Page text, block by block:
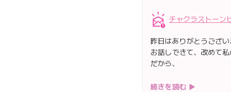
チャクラストーン
昨日はありがとうござい
お話しできて、改めて
だから、
続きを読む ▶